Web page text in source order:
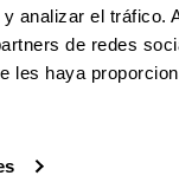
analizar el tráfico.
de redes
les haya